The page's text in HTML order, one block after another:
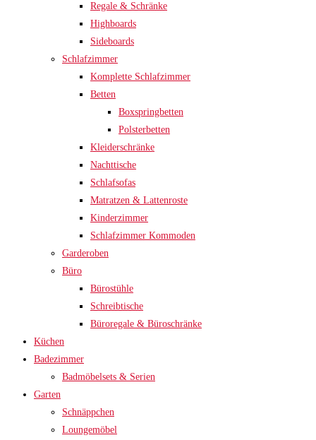
Regale & Schränke
Highboards
Sideboards
Schlafzimmer
Komplette Schlafzimmer
Betten
Boxspringbetten
Polsterbetten
Kleiderschränke
Nachttische
Schlafsofas
Matratzen & Lattenroste
Kinderzimmer
Schlafzimmer Kommoden
Garderoben
Büro
Bürostühle
Schreibtische
Büroregale & Büroschränke
Küchen
Badezimmer
Badmöbelsets & Serien
Garten
Schnäppchen
Loungemöbel